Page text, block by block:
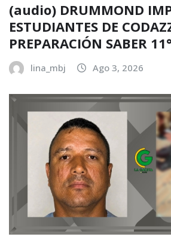
(audio) DRUMMOND
ESTUDIANTES DE
PREPARACIÓN SABER 11°
lina_mbj Ago 3, 2026